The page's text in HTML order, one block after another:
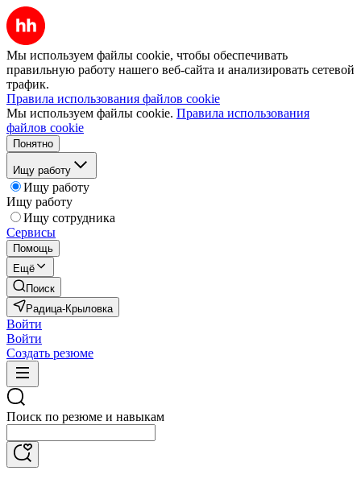
Мы используем файлы cookie, чтобы обеспечивать
правильную работу нашего веб-сайта и анализировать сетевой
трафик.
Правила использования файлов cookie
Мы используем файлы cookie. Правила использования
файлов cookie
Понятно
Ищу работу
Ищу работу
Ищу работу
Ищу сотрудника
Сервисы
Помощь
Ещё
Поиск
Радица-Крыловка
Войти
Войти
Создать резюме
Поиск по резюме и навыкам